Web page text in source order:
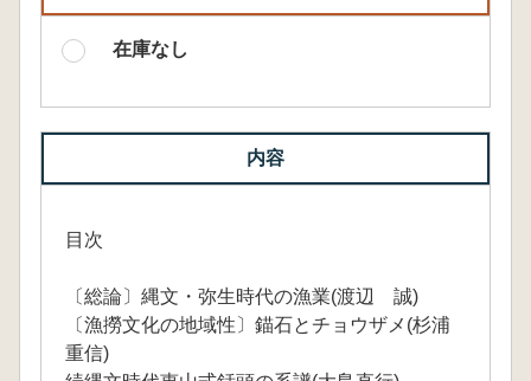
在庫なし
内容
目次
〔総論〕縄文・弥生時代の漁業(渡辺 誠)
〔漁撈文化の地域性〕錨石とチョウザメ(杉浦
重信)